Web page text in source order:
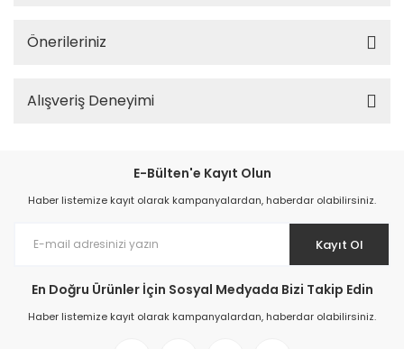
Önerileriniz
Alışveriş Deneyimi
E-Bülten'e Kayıt Olun
Haber listemize kayıt olarak kampanyalardan, haberdar olabilirsiniz.
Kayıt Ol
En Doğru Ürünler İçin Sosyal Medyada Bizi Takip Edin
Haber listemize kayıt olarak kampanyalardan, haberdar olabilirsiniz.